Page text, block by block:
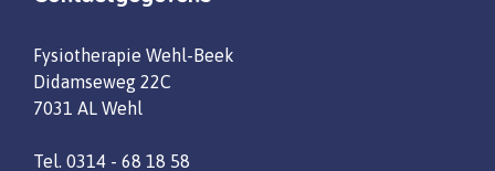
Fysiotherapie Wehl-Beek
Didamseweg 22C
7031 AL Wehl
Tel. 0314 - 68 18 58